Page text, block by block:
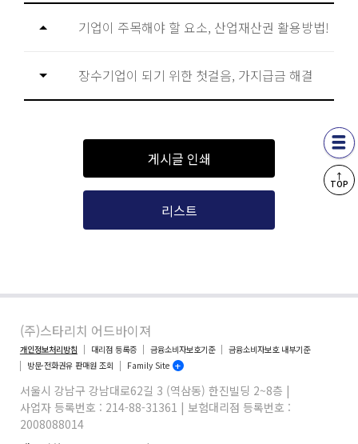
기업이 주목해야 할 요소, 산업재산권 활용방법!
장수기업이 되기 위한 첫걸음, 가지급금 해결
게시글 인쇄
리스트
(주)스타리치 어드바이져
개인정보처리방침 대리점 등록증 금융소비자보호기준
금융소비자보호 내부기준
방문·전화권유 판매원 조회
Family Site
서울시 강남구 강남대로62길 3 (역삼동) 한진빌딩 2~8층 |
사업자 등록번호 : 214-88-31361 | 보험대리점 등록번호 :
2008088014
↑
TOP